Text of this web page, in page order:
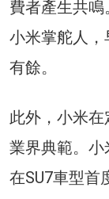
費者產生共
小米掌舵人
有餘。
此外，小米
業界典範。小
在SU7車型首